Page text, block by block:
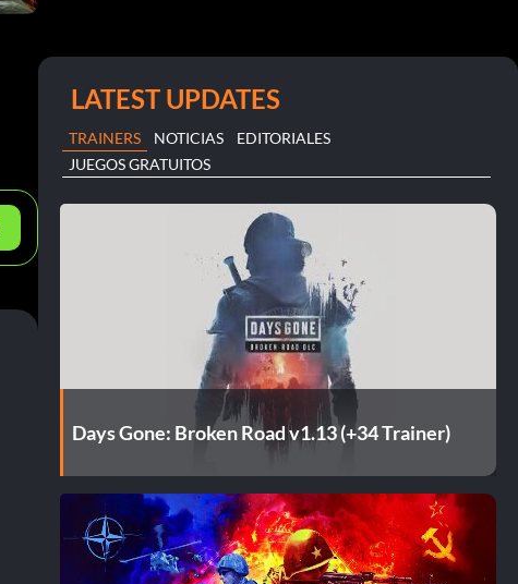
LATEST UPDATES
TRAINERS NOTICIAS
EDITORIALES
JUEGOS GRATUITOS
Days Gone: Broken Road v1.13 (+34 Trainer)